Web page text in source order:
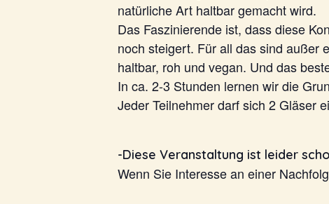
natürliche Art haltbar gemacht wird.
Das Faszinierende ist, dass diese
noch steigert. Für all das sind außer
haltbar, roh und vegan. Und das
In ca. 2-3 Stunden lernen wir die
Jeder Teilnehmer darf sich 2 Gläser
-Diese Veranstaltung ist leider
Wenn Sie Interesse an einer